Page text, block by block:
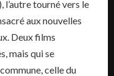
l’autre tourné vers le
aux nouvelles
Deux films
mais qui se
celle du